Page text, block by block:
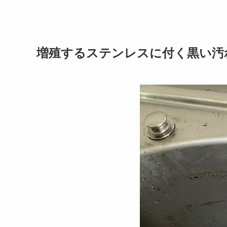
増殖するステンレスに付く黒い